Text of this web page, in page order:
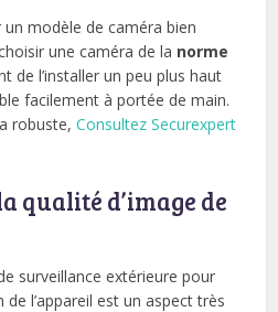
modèle de caméra bien
une caméra de la norme
de l’installer un peu plus haut
facilement à portée de main.
robuste,Consultez Securexpert
qualité d’image de
surveillance extérieure pour
l’appareil est un aspect très